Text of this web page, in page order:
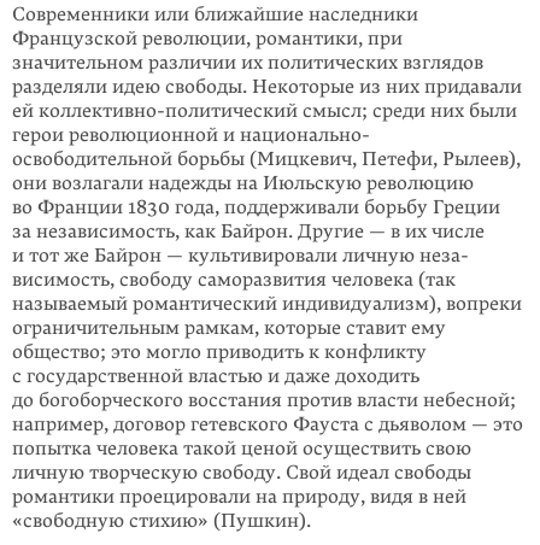
Современники или ближайшие наследники
Французской революции, роман­тики, при
значительном различии их политических взглядов
разделяли идею свободы. Некоторые из них придавали
ей коллективно-политический смысл; среди них были
герои революционной и национально-
освободительной борьбы (Мицкевич, Петефи, Рылеев),
они возлагали надежды на Июльскую революцию
во Франции 1830 года, поддерживали борьбу Греции
за независимость, как Байрон. Другие — в их числе
и тот же Байрон — культивировали личную неза­
висимость, свободу саморазвития человека (так
называемый романтический индивидуализм), вопреки
ограничительным рамкам, которые ставит ему
общество; это могло приводить к конфликту
с государственной властью и даже доходить
до богоборческого восстания против власти небесной;
например, договор гетевского Фауста с дьяволом — это
попытка человека такой ценой осуществить свою
личную творческую свободу. Свой идеал свободы
романтики проецировали на природу, видя в ней
«свободную стихию» (Пушкин).